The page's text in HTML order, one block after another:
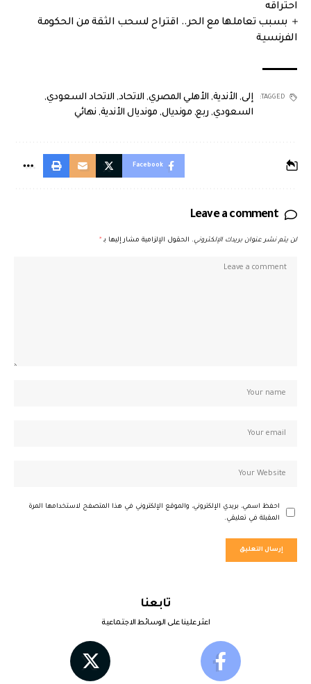
احتراقه
بسبب تعاملها مع الحر.. اقتراح لسحب الثقة من الحكومة
الفرنسية
TAGGED: إلى, الأندية, الأهلي المصري, الاتحاد, الاتحاد السعودي,
السعودي, ربع, مونديال, مونديال الأندية, نهائي
Facebook
Leave a comment
لن يتم نشر عنوان بريدك الإلكتروني. الحقول الإلزامية مشار إليها بـ *
احفظ اسمي، بريدي الإلكتروني، والموقع الإلكتروني في هذا المتصفح لاستخدامها المرة
المقبلة في تعليقي.
تابعنا
اعثر علينا على الوسائط الاجتماعية